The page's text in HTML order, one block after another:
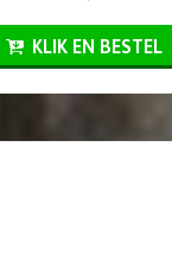
KLIK EN BESTEL